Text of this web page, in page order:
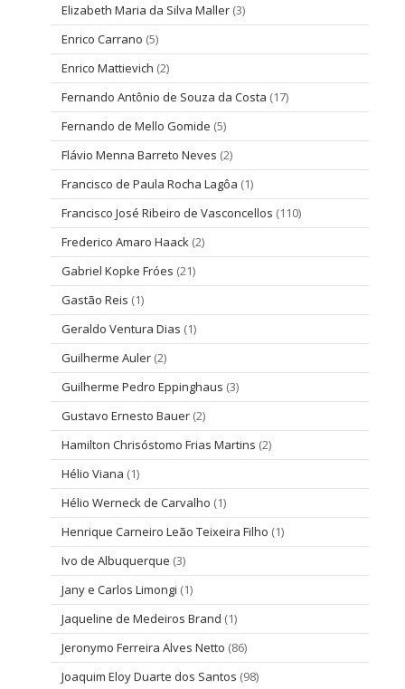
Elizabeth Maria da Silva Maller (3)
Enrico Carrano (5)
Enrico Mattievich (2)
Fernando Antônio de Souza da Costa (17)
Fernando de Mello Gomide (5)
Flávio Menna Barreto Neves (2)
Francisco de Paula Rocha Lagôa (1)
Francisco José Ribeiro de Vasconcellos (110)
Frederico Amaro Haack (2)
Gabriel Kopke Fróes (21)
Gastão Reis (1)
Geraldo Ventura Dias (1)
Guilherme Auler (2)
Guilherme Pedro Eppinghaus (3)
Gustavo Ernesto Bauer (2)
Hamilton Chrisóstomo Frias Martins (2)
Hélio Viana (1)
Hélio Werneck de Carvalho (1)
Henrique Carneiro Leão Teixeira Filho (1)
Ivo de Albuquerque (3)
Jany e Carlos Limongi (1)
Jaqueline de Medeiros Brand (1)
Jeronymo Ferreira Alves Netto (86)
Joaquim Eloy Duarte dos Santos (98)